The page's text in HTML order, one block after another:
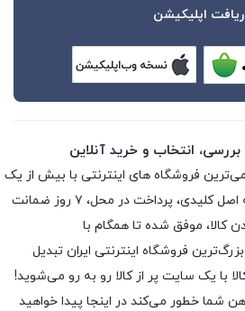
اپلیکیشن
بررسی، انتخاب و خرید آنلاین
فروشگاه های اینترنتی با بیش از یک
دهه تجربه، با پایبندی به سه اصل کلیدی، پرداخت در محل، ۷ روز ضمانت
کالا، موفق شده تا همگام با
فروشگاه اینترنتی ایران تبدیل
با یک سایت پر از کالا رو به رو می‌شوید!
شما خطور می‌کند در اینجا پیدا خواهید